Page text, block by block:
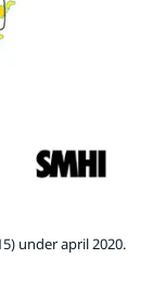
under april 2020.